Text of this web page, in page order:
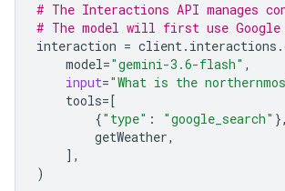
# The Interactions API manages
# The model will first use Google
interaction = client. interactions .
model="gemini-3.6-flash" ,
input="What is the
tools=[
{"type" : "google_search" },
getWeather,
],
)